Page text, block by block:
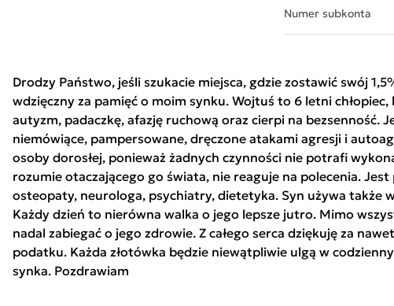
Numer subkonta
Drodzy Państwo, jeśli szukacie miejsca, gdzie zostawić swój
wdzięczny za pamięć o moim synku. Wojtuś to 6 letni
autyzm, padaczkę, afazję ruchową oraz cierpi na bezsenność.
niemówiące, pampersowane, dręczone atakami agresji i
osoby dorosłej, ponieważ żadnych czynności nie potrafi
rozumie otaczającego go świata, nie reaguje na polecenia.
osteopaty, neurologa, psychiatry, dietetyka. Syn używa także
Każdy dzień to nierówna walka o jego lepsze jutro. Mimo
nadal zabiegać o jego zdrowie. Z całego serca dziękuję za
podatku. Każda złotówka będzie niewątpliwie ulgą w
synka. Pozdrawiam